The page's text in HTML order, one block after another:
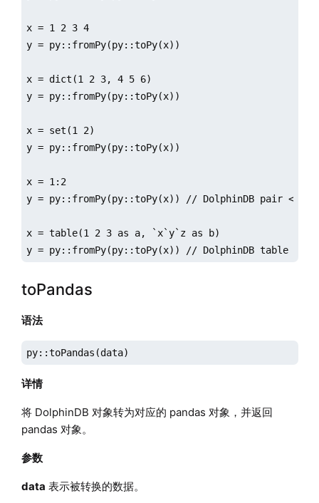
x = 1 2 3 4
y = py::fromPy(py::toPy(x))
x = dict(1 2 3, 4 5 6)
y = py::fromPy(py::toPy(x))
x = set(1 2)
y = py::fromPy(py::toPy(x))
x = 1:2
y = py::fromPy(py::toPy(x)) // DolphinDB pair <->
x = table(1 2 3 as a, `x`y`z as b)
y = py::fromPy(py::toPy(x)) // DolphinDB table <->
toPandas
语法
py::toPandas(data)
详情
将 DolphinDB 对象转为对应的 pandas 对象，并返回
pandas 对象。
参数
data 表示被转换的数据。